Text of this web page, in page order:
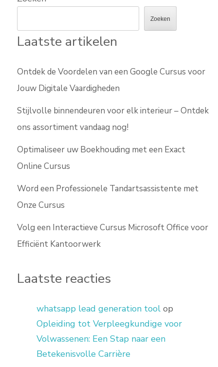
Zoeken
Laatste artikelen
Ontdek de Voordelen van een Google Cursus voor
Jouw Digitale Vaardigheden
Stijlvolle binnendeuren voor elk interieur – Ontdek
ons assortiment vandaag nog!
Optimaliseer uw Boekhouding met een Exact
Online Cursus
Word een Professionele Tandartsassistente met
Onze Cursus
Volg een Interactieve Cursus Microsoft Office voor
Efficiënt Kantoorwerk
Laatste reacties
whatsapp lead generation tool op
Opleiding tot Verpleegkundige voor
Volwassenen: Een Stap naar een
Betekenisvolle Carrière